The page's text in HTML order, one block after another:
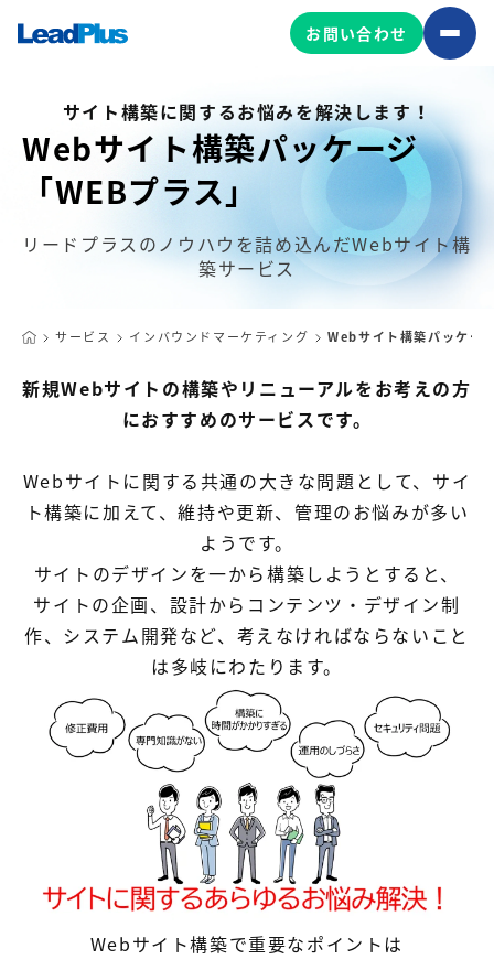
広告プロモーション
MA/CRM/SFA導入・運用
Web制作
コンテンツ制作
マーケティング基盤の製品
ボード
【店舗型ビジネス向け】エリ
ア
【金融機関向け】マーケティ
ング
【IT企業向け】マーケティン
グ
サービス
SNSアカウント運用代行サー
ビス（LINE）
【クリニック向け】新規集患
Web広告サービス
【歯科業界向け】新規集患
Web広告パッケージ
【塾・個別塾業界向け】新規
集客Web広告パッケージ
サイトアクセス増加パッケー
ジ
商圏ねらいうちパッケージ 求人パッケージ
Web制作の製品
お問い合わせ
サービス インバウンドマーケティング Webサイト構築パッケー
サイト構築に関するお悩みを解決します！
Webサイト構築パッケージ
「WEBプラス」
リードプラスのノウハウを詰め込んだWebサイト構
築サービス
新規Webサイトの構築やリニューアルをお考えの方
におすすめのサービスです。
Webサイトに関する共通の大きな問題として、サイ
ト構築に加えて、維持や更新、管理のお悩みが多い
ようです。
サイトのデザインを一から構築しようとすると、
サイトの企画、設計からコンテンツ・デザイン制
作、システム開発など、考えなければならないこと
は多岐にわたります。
Webサイト構築で重要なポイントは